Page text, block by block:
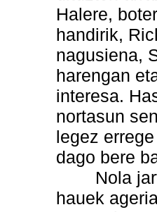
Halere,
handirik,
nagusiena,
harengan
interesa.
nortasun
legez
dago bere
Nola
hauek